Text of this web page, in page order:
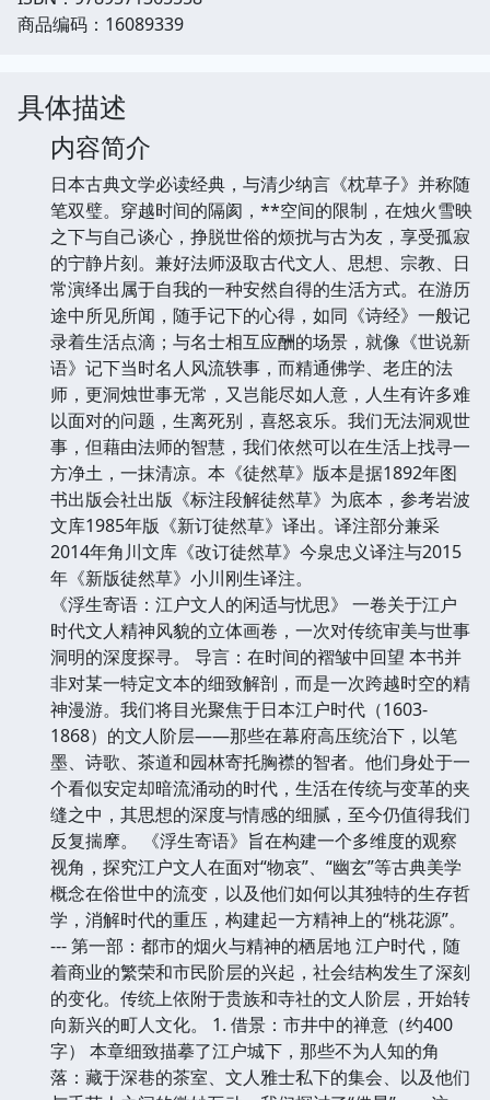
商品编码：16089339
具体描述
内容简介
日本古典文学必读经典，与清少纳言《枕草子》并称随
笔双璧。穿越时间的隔阂，**空间的限制，在烛火雪映
之下与自己谈心，挣脱世俗的烦扰与古为友，享受孤寂
的宁静片刻。兼好法师汲取古代文人、思想、宗教、日
常演绎出属于自我的一种安然自得的生活方式。在游历
途中所见所闻，随手记下的心得，如同《诗经》一般记
录着生活点滴；与名士相互应酬的场景，就像《世说新
语》记下当时名人风流轶事，而精通佛学、老庄的法
师，更洞烛世事无常，又岂能尽如人意，人生有许多难
以面对的问题，生离死别，喜怒哀乐。我们无法洞观世
事，但藉由法师的智慧，我们依然可以在生活上找寻一
方净土，一抹清凉。本《徒然草》版本是据1892年图
书出版会社出版《标注段解徒然草》为底本，参考岩波
文库1985年版《新订徒然草》译出。译注部分兼采
2014年角川文库《改订徒然草》今泉忠义译注与2015
年《新版徒然草》小川刚生译注。
《浮生寄语：江户文人的闲适与忧思》 一卷关于江户
时代文人精神风貌的立体画卷，一次对传统审美与世事
洞明的深度探寻。 导言：在时间的褶皱中回望 本书并
非对某一特定文本的细致解剖，而是一次跨越时空的精
神漫游。我们将目光聚焦于日本江户时代（1603-
1868）的文人阶层——那些在幕府高压统治下，以笔
墨、诗歌、茶道和园林寄托胸襟的智者。他们身处于一
个看似安定却暗流涌动的时代，生活在传统与变革的夹
缝之中，其思想的深度与情感的细腻，至今仍值得我们
反复揣摩。 《浮生寄语》旨在构建一个多维度的观察
视角，探究江户文人在面对“物哀”、“幽玄”等古典美学
概念在俗世中的流变，以及他们如何以其独特的生存哲
学，消解时代的重压，构建起一方精神上的“桃花源”。
--- 第一部：都市的烟火与精神的栖居地 江户时代，随
着商业的繁荣和市民阶层的兴起，社会结构发生了深刻
的变化。传统上依附于贵族和寺社的文人阶层，开始转
向新兴的町人文化。 1. 借景：市井中的禅意（约400
字） 本章细致描摹了江户城下，那些不为人知的角
落：藏于深巷的茶室、文人雅士私下的集会、以及他们